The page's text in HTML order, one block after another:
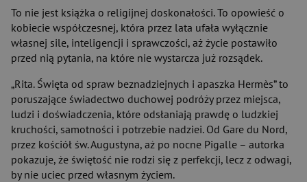
To nie jest książka o religijnej doskonałości. To opowieść o
kobiecie współczesnej, która przez lata ufała wyłącznie
własnej sile, inteligencji i sprawczości, aż życie postawiło
przed nią pytania, na które nie wystarcza już rozsądek.
„Rita. Święta od spraw beznadziejnych i apaszka Hermès” to
poruszające świadectwo duchowej podróży przez miejsca,
ludzi i doświadczenia, które odsłaniają prawdę o ludzkiej
kruchości, samotności i potrzebie nadziei. Od Gare du Nord,
przez kościół św. Augustyna, aż po nocne Pigalle – autorka
pokazuje, że świętość nie rodzi się z perfekcji, lecz z odwagi,
by nie uciec przed własnym życiem.